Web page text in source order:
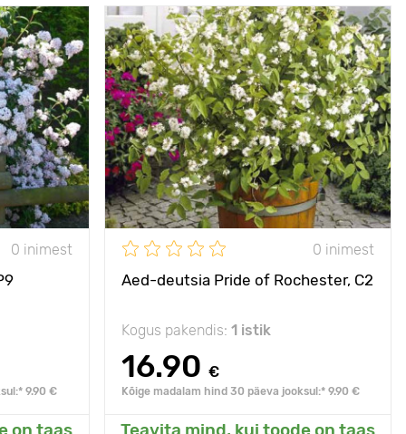
0 inimest
9.90 €
ilus
- 200 cm
P9
- 200 cm
- 29°С 0 inimest
Aed-deutsia Pride of Rochester, С2
Kogus pakendis: 1 istik
16.90 €
Kõige madalam hind 30 päeva jooksul:* 9.90 €
Omadused
Liigile haruldase
kujuga lilled
Taime kõrgus 1,2 - 1,8 m
Type pots С2
Taimede
vahekaugused
100 - 150 cm
Päikseline,
poolvarjuline
päikesepaisteline
koht